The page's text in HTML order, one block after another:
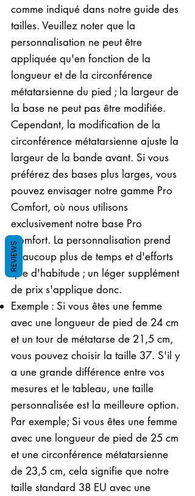
comme indiqué dans notre guide des
tailles. Veuillez noter que la
personnalisation ne peut être
appliquée qu'en fonction de la
longueur et de la circonférence
métatarsienne du pied ; la largeur de
la base ne peut pas être modifiée.
Cependant, la modification de la
circonférence métatarsienne ajuste la
largeur de la bande avant. Si vous
préférez des bases plus larges, vous
pouvez envisager notre gamme Pro
Comfort, où nous utilisons
exclusivement notre base Pro
Comfort. La personnalisation prend
beaucoup plus de temps et d'efforts
que d'habitude ; un léger supplément
de prix s'applique donc.
Exemple : Si vous êtes une femme
avec une longueur de pied de 24 cm
et un tour de métatarse de 21,5 cm,
vous pouvez choisir la taille 37. S'il y
a une grande différence entre vos
mesures et le tableau, une taille
personnalisée est la meilleure option.
Par exemple; Si vous êtes une femme
avec une longueur de pied de 25 cm
et une circonférence métatarsienne
de 23,5 cm, cela signifie que notre
taille standard 38 EU avec une
REVIEWS